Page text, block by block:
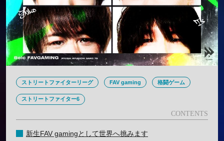
ストリートファイターリーグ FAV gaming 格闘ゲーム
ストリートファイター6
新生FAV gamingとして世界へ挑みます